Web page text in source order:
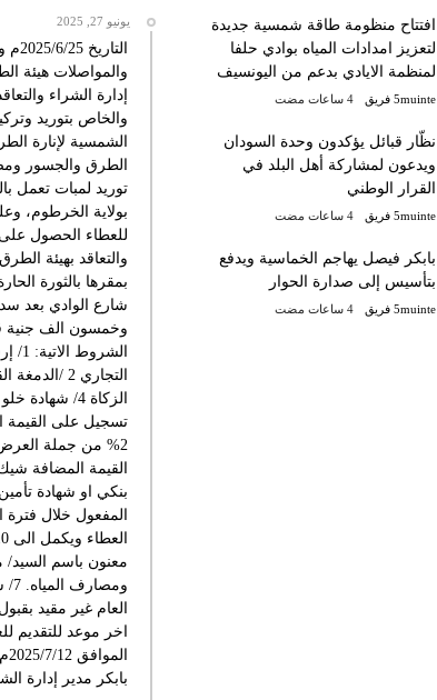
افتتاح منظومة طاقة شمسية جديدة
لتعزيز امدادات المياه بوادي حلفا
لمنظمة الايادي بدعم من اليونسيف
5muinte فريق
نظّار قبائل يؤكدون وحدة السودان
ويدعون لمشاركة أهل البلد في
القرار الوطني
5muinte فريق
بابكر فيصل يهاجم الخماسية ويدفع
بتأسيس إلى صدارة الحوار
5muinte فريق
يونيو 27, 2025
والمواصلات هيئة
والخاص بتوريد
الشمسية لإنارة
الطرق والجسور
توريد لمبات تعمل
بولاية الخرطوم،
للعطاء الحصول
والتعاقد بهيئة
وخمسون الف جنية
2% من جملة
القيمة المضافة
بنكي او شهادة
المفعول خلال
معنون باسم السيد/
اخر موعد للتقديم
بابكر مدير إدارة